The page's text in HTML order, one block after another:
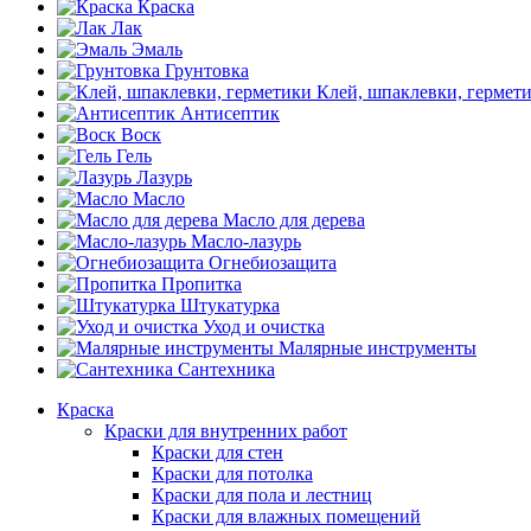
Краска
Лак
Эмаль
Грунтовка
Клей, шпаклевки,
Антисептик
Воск
Гель
Лазурь
Масло
Масло для дерева
Масло-лазурь
Огнебиозащита
Пропитка
Штукатурка
Уход и очистка
Малярные инструменты
Сантехника
Краска
Краски для внутренних работ
Краски для стен
Краски для потолка
Краски для пола и лестниц
Краски для влажных помещений